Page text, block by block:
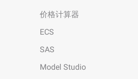
价格计算器
ECS
SAS
Model Studio